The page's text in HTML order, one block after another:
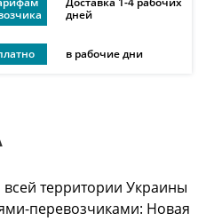
дней
в рабочие дни
территории Украины
перевозчиками: Новая